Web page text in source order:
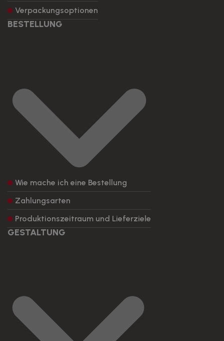
Verpackungsoptionen
BESTELLUNG
Wie mache ich eine Bestellung
Zahlungsarten
Produktionszeitraum und Lieferziele
GESTALTUNG